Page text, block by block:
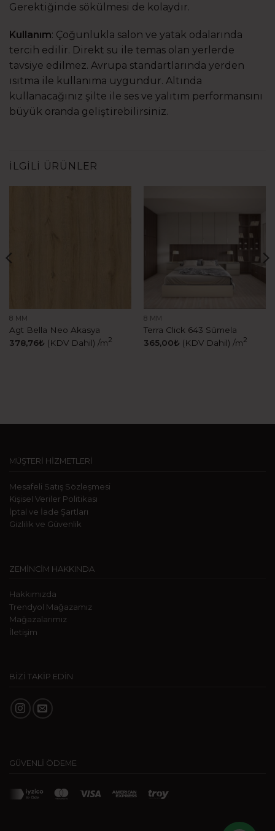
Gerektiğinde sökülmesi de kolaydır.
Kullanım: Çoğunlukla salon ve yatak odalarında
tercih edilir. Direkt su ile temas olan yerlerde
tavsiye edilmez. Avrupa standartlarında yerden
ısıtma ile kullanıma uygundur. Altında
kullanacağınız şilte ile ses ve yalıtım performansını
büyük oranda geliştirebilirsiniz.
İLGILI ÜRÜNLER
8 MM
Agt Bella Neo Akasya
378,76₺ (KDV Dahil) /m2
8 MM
Terra Click 643 Sümela
365,00₺ (KDV Dahil) /m2
MÜŞTERİ HİZMETLERİ
Mesafeli Satış Sözleşmesi
KişiseI Veriler Politikası
İptal ve İade Şartları
Gizlilik ve Güvenlik
ZEMİNCİM HAKKINDA
Hakkımızda
Trendyol Mağazamız
Mağazalarımız
İletişim
BİZİ TAKİP EDİN
GÜVENLİ ÖDEME